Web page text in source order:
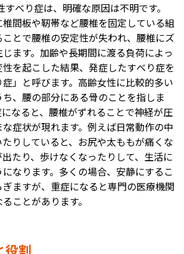
べり症は、明確な原因は不明です。
間板や靭帯など腰椎を固定している組
とで腰椎の安定性が失われ、腰椎にズ
ます。加齢や長期間に渡る負荷によっ
を起こした結果、発症したすべり症を
症」と呼びます。高齢女性に比較的多い
、腰の部分にある骨のことを指しま
なると、腰椎がずれることで神経が圧
症状が現れます。例えば日常動作の中
りしていると、お尻や太ももが痛くな
たり、歩けなくなったりして、生活に
なります。多くの場合、 安静にするこ
ますが、重症になると専門の医療機関
ことがあります。
役割